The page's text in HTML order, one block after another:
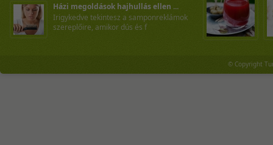
Házi megoldások hajhullás ellen ...
Irigykedve tekintesz a samponreklámok
szereplőire, amikor dús és f
© Copyright